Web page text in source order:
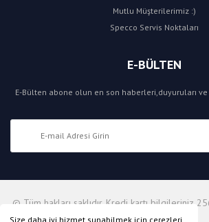
Size daha iyi hizmet sunabilmek için çerezleri
Mutlu Müşterilerimiz :)
Specco Servis Noktaları
E-BÜLTEN
E-Bülten abone olun en son haberleri,duyuruları ve
© Tüm hakları saklıdır. Kredi kartı bilgileriniz